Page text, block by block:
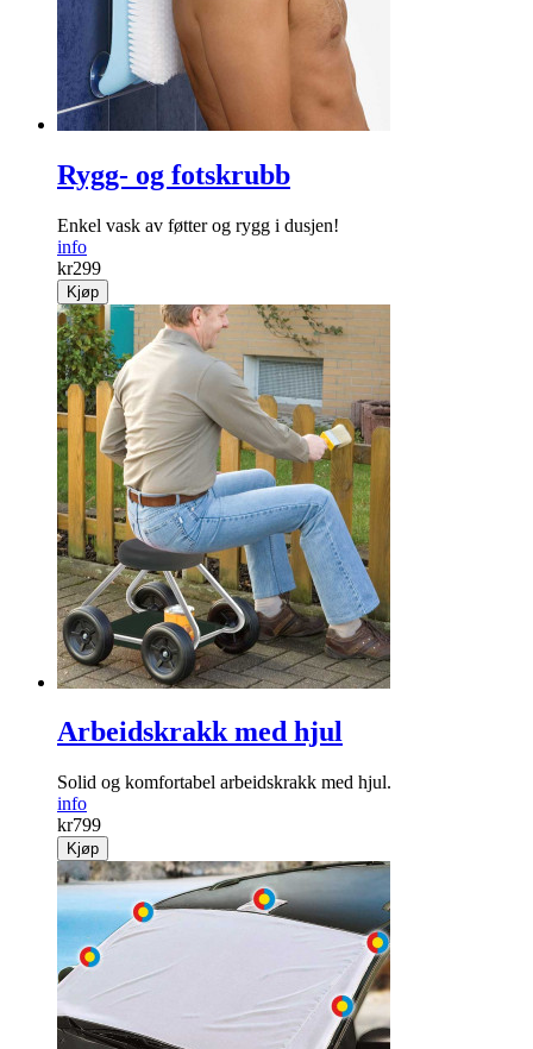
Rygg- og fotskrubb
Enkel vask av føtter og rygg i dusjen!
info
kr299
Kjøp
Arbeidskrakk med hjul
Solid og komfortabel arbeidskrakk med hjul.
info
kr799
Kjøp